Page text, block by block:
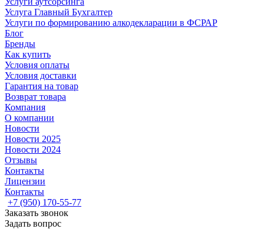
Услуга Главный Бухгалтер
Услуги по формированию алкодекларации в ФСРАР
Блог
Бренды
Как купить
Условия оплаты
Условия доставки
Гарантия на товар
Возврат товара
Компания
О компании
Новости
Новости 2025
Новости 2024
Отзывы
Контакты
Лицензии
Контакты
+7 (950) 170-55-77
Заказать звонок
Задать вопрос